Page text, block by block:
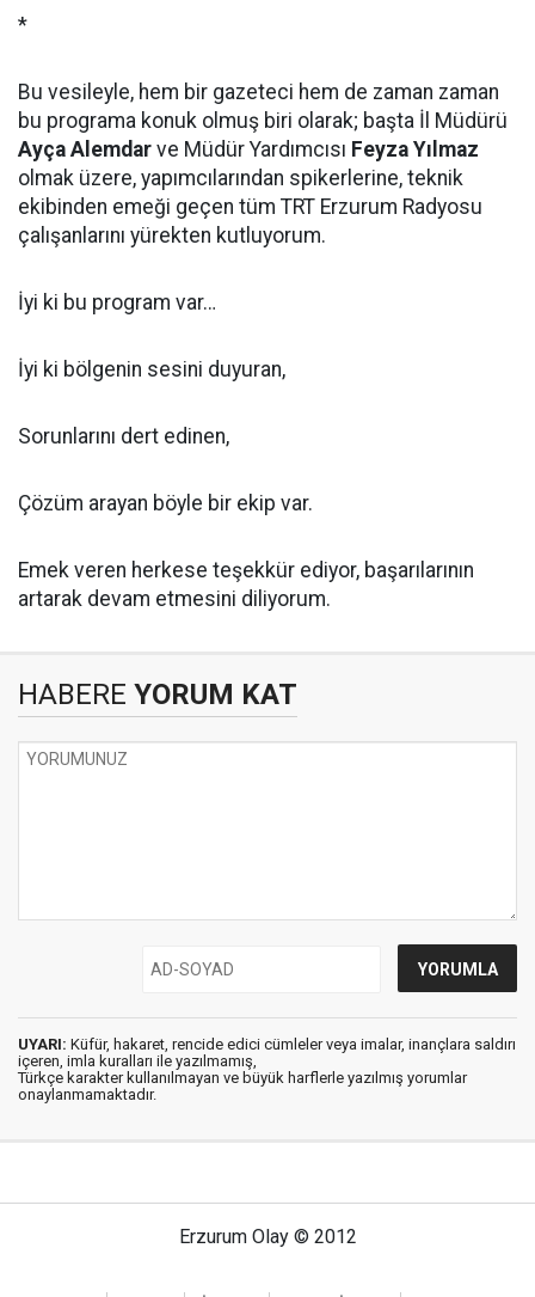
*
Bu vesileyle, hem bir gazeteci hem de zaman zaman
bu programa konuk olmuş biri olarak; başta İl Müdürü
Ayça Alemdar ve Müdür Yardımcısı Feyza Yılmaz
olmak üzere, yapımcılarından spikerlerine, teknik
ekibinden emeği geçen tüm TRT Erzurum Radyosu
çalışanlarını yürekten kutluyorum.
İyi ki bu program var…
İyi ki bölgenin sesini duyuran,
Sorunlarını dert edinen,
Çözüm arayan böyle bir ekip var.
Emek veren herkese teşekkür ediyor, başarılarının
artarak devam etmesini diliyorum.
HABERE YORUM KAT
UYARI: Küfür, hakaret, rencide edici cümleler veya imalar, inançlara saldırı
içeren, imla kuralları ile yazılmamış,
Türkçe karakter kullanılmayan ve büyük harflerle yazılmış yorumlar
onaylanmamaktadır.
Erzurum Olay © 2012